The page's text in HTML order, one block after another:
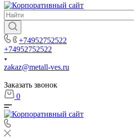
+74952752522
+74952752522
zakaz@metall-ves.ru
Заказать звонок
0